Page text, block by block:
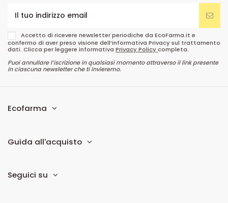
Accetto di ricevere newsletter periodiche da EcoFarma.it e
confermo di aver preso visione dell’informativa Privacy sul trattamento
dati. Clicca per leggere informativa Privacy Policycompleta.
Puoi annullare l’iscrizione in qualsiasi momento attraverso il link presente
in ciascuna newsletter che ti invieremo.
Ecofarma
Guida all'acquisto
Seguici su